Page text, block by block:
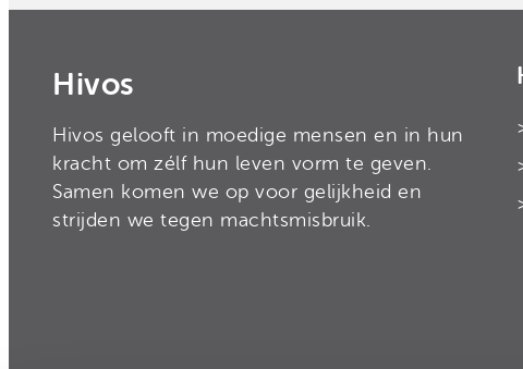
Hivos
Hivos gelooft in moedige mensen en in hun
kracht om zélf hun leven vorm te geven.
Samen komen we op voor gelijkheid en
strijden we tegen machtsmisbruik.